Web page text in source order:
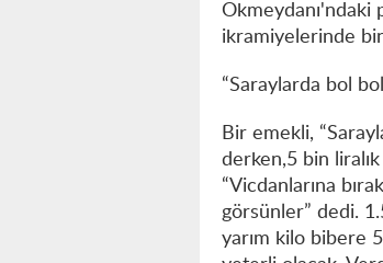
Okmeydanı'ndaki
ikramiyelerinde
“Saraylarda bol
Bir emekli,
derken,5 bin
“Vicdanlarına
görsünler” dedi.
yarım kilo bibere